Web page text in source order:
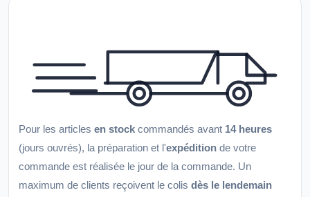
Pour les articles en stock commandés avant 14 heures
(jours ouvrés), la préparation et l'expédition de votre
commande est réalisée le jour de la commande. Un
maximum de clients reçoivent le colis dès le lendemain